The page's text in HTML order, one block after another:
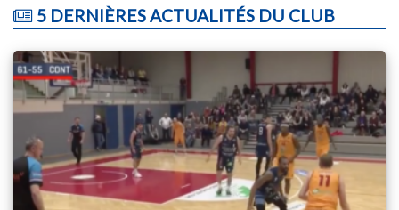
5 DERNIÈRES ACTUALITÉS DU CLUB